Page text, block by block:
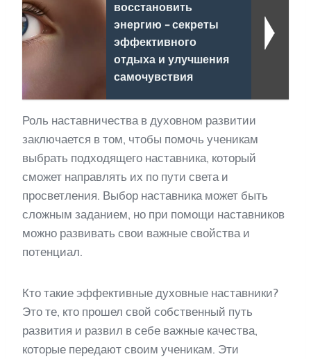
восстановить
энергию - секреты
эффективного
отдыха и улучшения
самочувствия
Роль наставничества в духовном развитии
заключается в том, чтобы помочь ученикам
выбрать подходящего наставника, который
сможет направлять их по пути света и
просветления. Выбор наставника может быть
сложным заданием, но при помощи наставников
можно развивать свои важные свойства и
потенциал.
Кто такие эффективные духовные наставники?
Это те, кто прошел свой собственный путь
развития и развил в себе важные качества,
которые передают своим ученикам. Эти